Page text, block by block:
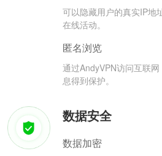
可以隐藏用户的真实IP地
在线活动。
匿名浏览
通过AndyVPN访问互联
息得到保护。
数据安全
数据加密